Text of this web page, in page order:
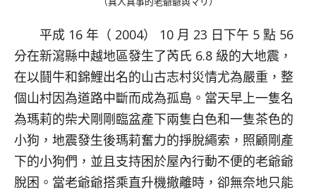
平成 16 年（ 2004） 10 月 23 日下午 5 點 56
分在新瀉縣中越地區發生了芮氏 6.8 級的大地震，
在以鬪牛和錦鯉出名的山古志村災情尤為嚴重，整
個山村因為道路中斷而成為孤島。當天早上一隻名
為瑪莉的柴犬剛剛臨盆產下兩隻白色和一隻茶色的
小狗，地震發生後瑪莉奮力的掙脫繩索，照顧剛產
下的小狗們，並且支持困於屋內行動不便的老爺爺
脫困。當老爺爺搭乘直升機撤離時，卻無奈地只能